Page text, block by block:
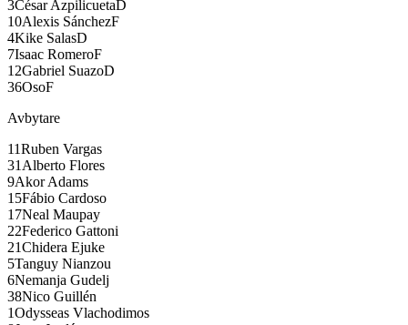
3César AzpilicuetaD
10Alexis SánchezF
4Kike SalasD
7Isaac RomeroF
12Gabriel SuazoD
36OsoF
Avbytare
11Ruben Vargas
31 Alberto Flores
9Akor Adams
15Fábio Cardoso
17Neal Maupay
22Federico Gattoni
21Chidera Ejuke
5Tanguy Nianzou
6Nemanja Gudelj
38Nico Guillén
1Odysseas Vlachodimos